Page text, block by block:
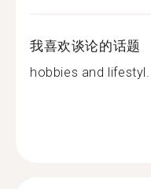
我喜欢谈论的话题
hobbies and lifestyl...